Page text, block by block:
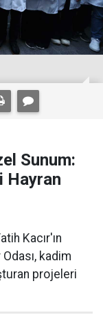
Sunum:
Hayran
Kacır'ın
kadim
projeleri